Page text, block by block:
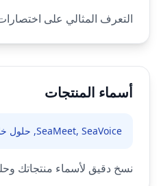
التعرف المثالي على
أسماء المنتجات
SeaMeet, SeaVoice, حلول خاصة
نسخ دقيق لأسماء منتجاتك